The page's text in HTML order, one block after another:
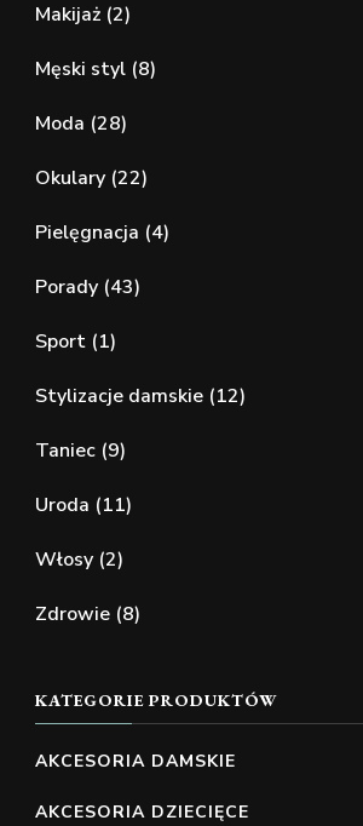
Makijaż (2)
Męski styl (8)
Moda (28)
Okulary (22)
Pielęgnacja (4)
Porady (43)
Sport (1)
Stylizacje damskie (12)
Taniec (9)
Uroda (11)
Włosy (2)
Zdrowie (8)
KATEGORIE PRODUKTÓW
AKCESORIA DAMSKIE
AKCESORIA DZIECIĘCE